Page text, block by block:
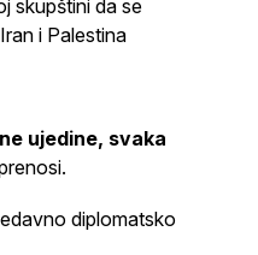
skupštini da se
i Palestina
ujedine, svaka
diplomatsko